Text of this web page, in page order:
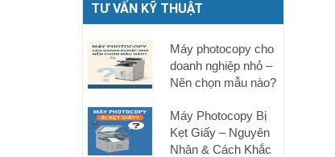
TƯ VẤN KỸ THUẬT
Máy photocopy cho
doanh nghiệp nhỏ –
Nên chọn mẫu nào?
Máy Photocopy Bị
Kẹt Giấy – Nguyên
Nhân & Cách Khắc